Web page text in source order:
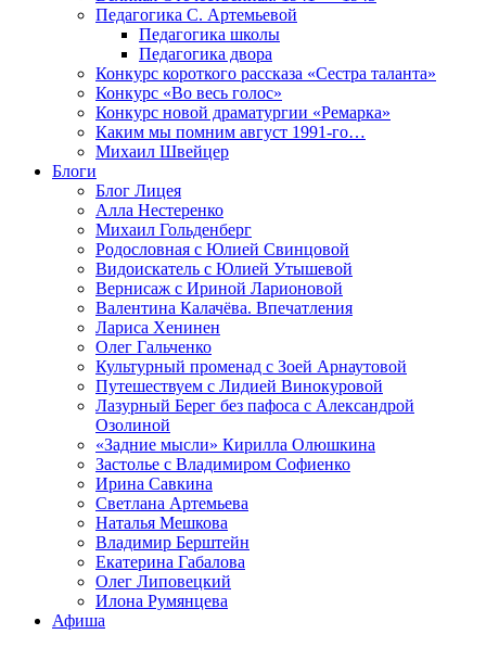
Педагогика С. Артемьевой
Педагогика школы
Педагогика двора
Конкурс короткого рассказа «Сестра таланта»
Конкурс «Во весь голос»
Конкурс новой драматургии «Ремарка»
Каким мы помним август 1991-го…
Михаил Швейцер
Блоги
Блог Лицея
Алла Нестеренко
Михаил Гольденберг
Родословная с Юлией Свинцовой
Видоискатель с Юлией Утышевой
Вернисаж с Ириной Ларионовой
Валентина Калачёва. Впечатления
Лариса Хенинен
Олег Гальченко
Культурный променад с Зоей Арнаутовой
Путешествуем с Лидией Винокуровой
Лазурный Берег без пафоса с Александрой
Озолиной
«Задние мысли» Кирилла Олюшкина
Застолье с Владимиром Софиенко
Ирина Савкина
Светлана Артемьева
Наталья Мешкова
Владимир Берштейн
Екатерина Габалова
Олег Липовецкий
Илона Румянцева
Афиша